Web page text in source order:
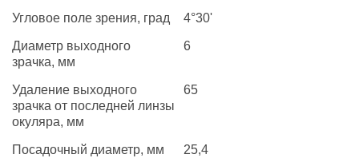
Угловое поле зрения, град 4°30'
Диаметр выходного
зрачка, мм
6
Удаление выходного
зрачка от последней линзы
окуляра, мм
65
Посадочный диаметр, мм 25,4